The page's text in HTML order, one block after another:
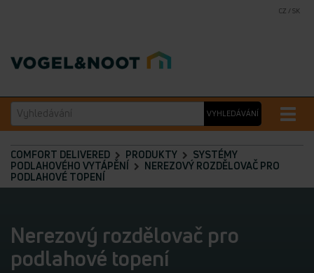
CZ / SK
Vyhledávání VYHLEDÁVÁNÍ
Toggle
COMFORT DELIVERED PRODUKTY
SYSTÉMY
PODLAHOVÉHO VYTÁPĚNÍ
NEREZOVÝ ROZDĚLOVAČ PRO
PODLAHOVÉ TOPENÍ
Nerezový rozdělovač pro
podlahové topení